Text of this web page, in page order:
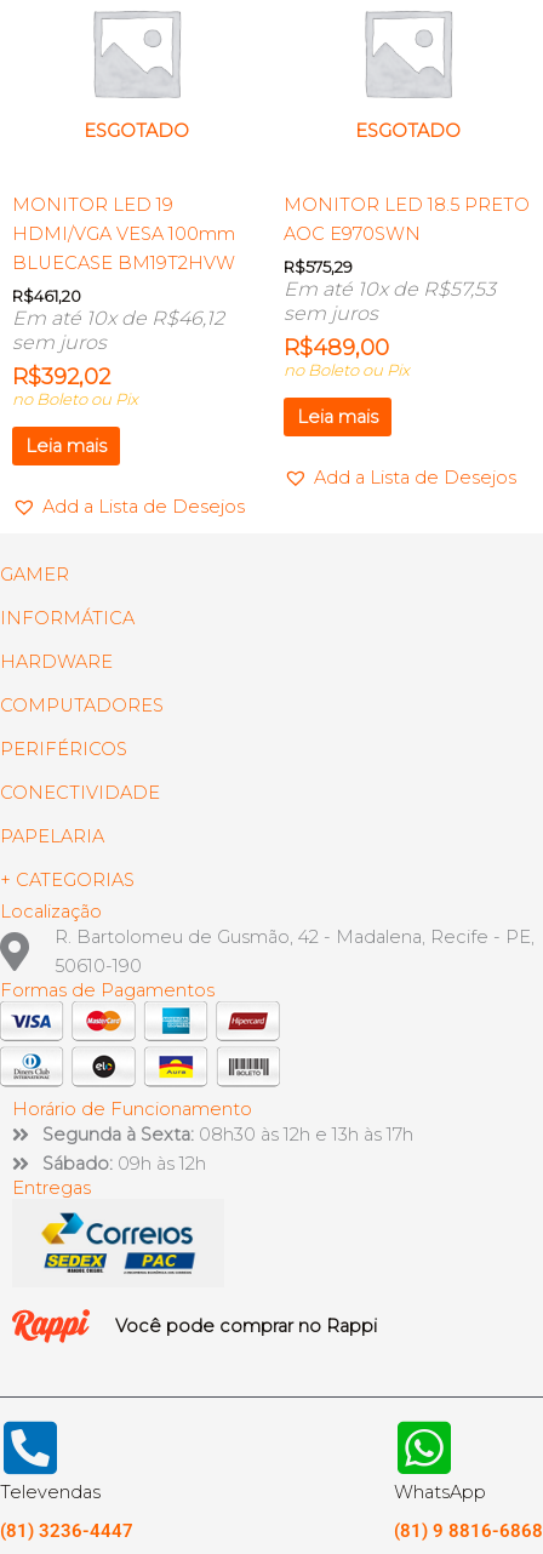
ESGOTADO
MONITOR LED 19
HDMI/VGA VESA 100mm
BLUECASE BM19T2HVW
R$461,20
Em até 10x de R$46,12
sem juros
R$392,02
no Boleto ou Pix
Leia mais
Add a Lista de Desejos
ESGOTADO
MONITOR LED 18.5 PRETO
AOC E970SWN
R$575,29
Em até 10x de R$57,53
sem juros
R$489,00
no Boleto ou Pix
Leia mais
Add a Lista de Desejos
GAMER
INFORMÁTICA
HARDWARE
COMPUTADORES
PERIFÉRICOS
CONECTIVIDADE
PAPELARIA
+ CATEGORIAS
Localização
R. Bartolomeu de Gusmão, 42 - Madalena, Recife - PE,
50610-190
Formas de Pagamentos
Horário de Funcionamento
Segunda à Sexta: 08h30 às 12h e 13h às 17h
Sábado: 09h às 12h
Entregas
Você pode comprar no Rappi
Televendas
(81) 3236-4447
WhatsApp
(81) 9 8816-6868